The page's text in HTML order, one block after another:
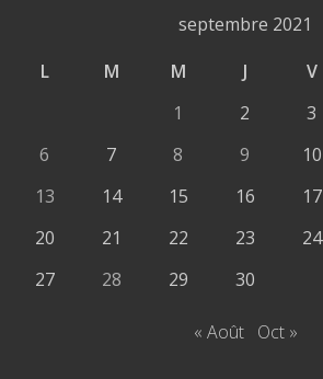
septembre 2021
L
M M J V
1
2 3
6
7 8 9 10
13
14 15 16 17
20
21 22 23 24
27
28 29 30
« Août Oct »